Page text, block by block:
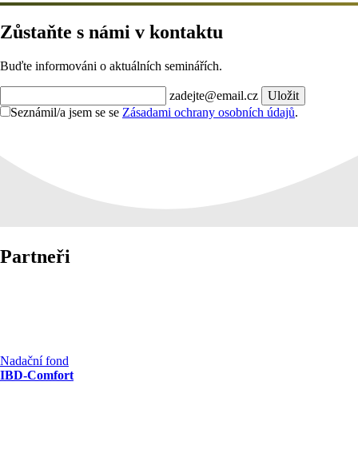
Zůstaňte s námi v kontaktu
Buďte informováni o aktuálních seminářích.
zadejte@email.cz
Uložit
Seznámil/a jsem se se Zásadami ochrany osobních údajů.
Partneři
Nadační fond
IBD-Comfort